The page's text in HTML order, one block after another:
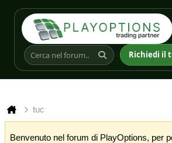
Richiedi il
tuc
Benvenuto nel forum di PlayOptions, per